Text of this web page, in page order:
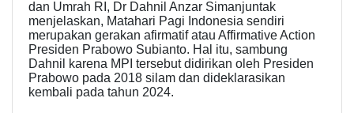
dan Umrah RI, Dr Dahnil Anzar Simanjuntak
menjelaskan, Matahari Pagi Indonesia sendiri
merupakan gerakan afirmatif atau Affirmative Action
Presiden Prabowo Subianto. Hal itu, sambung
Dahnil karena MPI tersebut didirikan oleh Presiden
Prabowo pada 2018 silam dan dideklarasikan
kembali pada tahun 2024.